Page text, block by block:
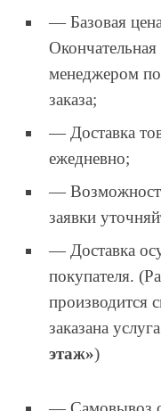
— Базовая
Окончательная
менеджером
заказа;
— Доставка
ежедневно;
—
заявки
— Доставка
покупателя.
производится
заказана услуга
этаж»)